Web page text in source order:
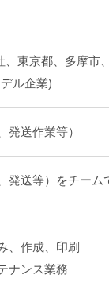
東京都、多摩市
ル企業)
発送作業等）
送等）をチーム
、作成、印刷
ナンス業務